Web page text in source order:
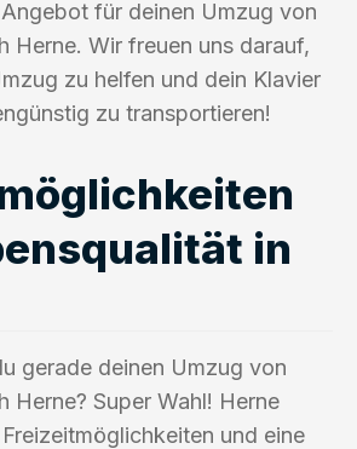
für deinen Umzug von
Herne. Wir freuen uns darauf,
zu helfen und dein Klavier
zu transportieren!
in
gerade deinen Umzug von
Herne? Super Wahl! Herne
und eine